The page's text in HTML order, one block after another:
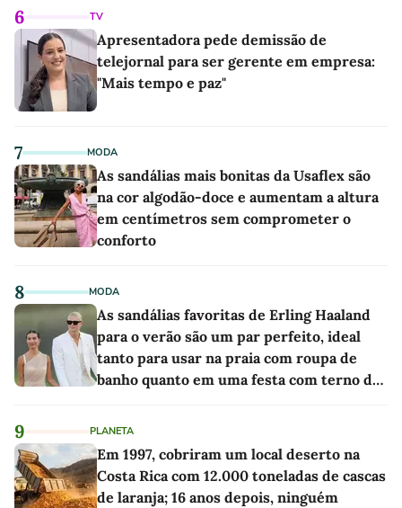
6 TV
Apresentadora pede demissão de
telejornal para ser gerente em empresa:
"Mais tempo e paz"
7 MODA
As sandálias mais bonitas da Usaflex são
na cor algodão-doce e aumentam a altura
em centímetros sem comprometer o
conforto
8 MODA
As sandálias favoritas de Erling Haaland
para o verão são um par perfeito, ideal
tanto para usar na praia com roupa de
banho quanto em uma festa com terno de
9 PLANETA
Em 1997, cobriram um local deserto na
Costa Rica com 12.000 toneladas de cascas
de laranja; 16 anos depois, ninguém